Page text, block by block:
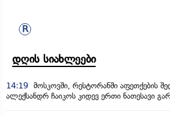
დღის სიახლეები
14:19 მოსკოვში, რესტორანში აფეთქების
ალექსანდრ ჩაიკოს კიდევ ერთი ნათესავი